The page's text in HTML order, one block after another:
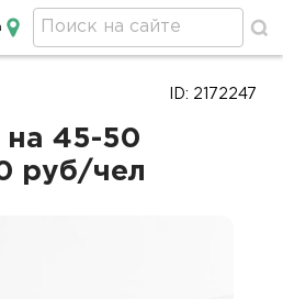
в Москве
на 45-50
руб/чел
ID: 2172247